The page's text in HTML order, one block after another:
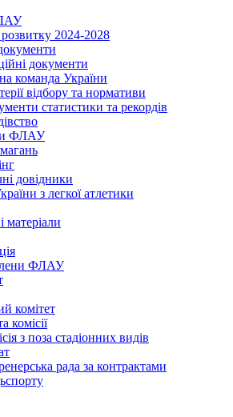
2024-2028
документи
команда України
відбору та нормативи
статистики та рекордів
ФЛАУ
довідники
з легкої атлетики
матеріали
ФЛАУ
комітет
комісії
з поза стадіонних видів
рада за контрактами